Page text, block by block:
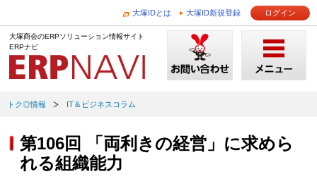
大塚IDとは 大塚ID新規登録 ログイン
大塚商会のERPソリューション情報サイト
ERPナビ
トク◎情報 IT＆ビジネスコラム
第106回 「両利きの経営」に求めら
れる組織能力